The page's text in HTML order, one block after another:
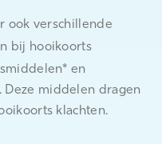
ook verschillende
bij hooikoorts
en
Deze middelen dragen
klachten.